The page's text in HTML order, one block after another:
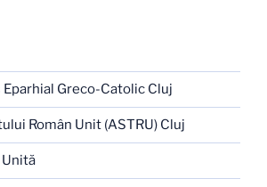
Greco-Catolic Cluj
Român Unit (ASTRU) Cluj
Unită